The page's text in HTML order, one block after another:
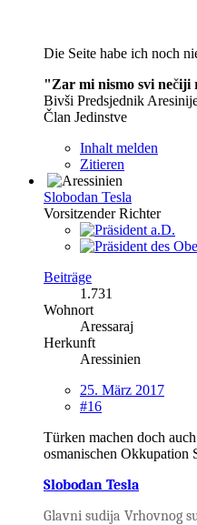
Die Seite habe ich noch
"Zar mi nismo svi nečiji
Bivši Predsjednik
Član Jedinstve
Inhalt melden
Zitieren
Slobodan Tesla
Vorsitzender Richter
Beiträge
1.731
Wohnort
Aressaraj
Herkunft
Aressinien
25. März 2017
#16
Türken machen doch
osmanischen Okkupation
Slobodan Tesla
Glavni sudija Vrhovnog